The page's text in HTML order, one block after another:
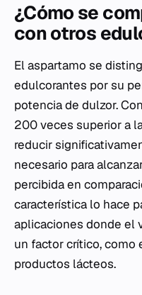
¿Cómo se
con otros
El aspartamo se
edulcorantes por su
potencia de dulzor.
200 veces superior a
reducir
necesario para
percibida en
característica lo hace
aplicaciones donde el
un factor crítico, como
productos lácteos.